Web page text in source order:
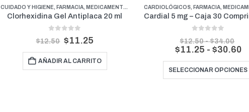
, FARMACIA,PERROS, PROMOCIONES
CUIDADO Y HIGIENE, FARMACIA, MEDICAMENTOS GENERALES
Clorhexidina Gel Antiplaca 20 ml
out of 5
$12.50 $11.25
AÑADIR AL CARRITO
CARDIOLÓGICOS, FARMACIA, MEDICAMENTOS
$12.50-$34.00
de
$11.25 - $30.60
SELECCIONAR OPCIONES